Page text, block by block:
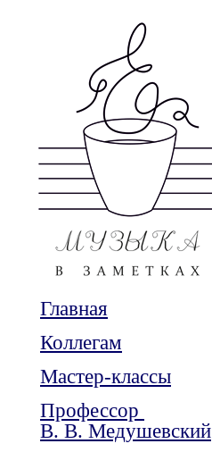
Главная
Коллегам
Мастер-классы
Профессор
В. В. Медушевский